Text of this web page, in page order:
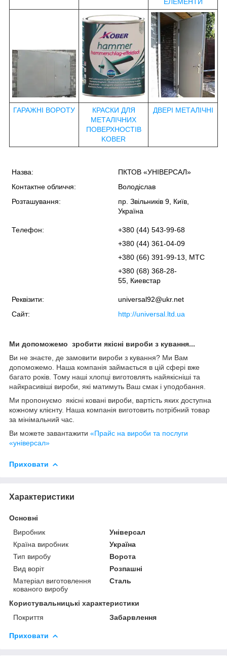
ГАРАЖНІ ВОРОТУ
КРАСКИ ДЛЯ
МЕТАЛІЧНИХ
ПОВЕРХНОСТІВ
KOBER
ДВЕРІ МЕТАЛІЧНІ
Назва:
ПКТОВ «УНІВЕРСАЛ»
Контактне обличчя:
Володіслав
Розташування:
пр. Звільників 9, Київ,
Україна
Телефон:
+380 (44) 543-99-68
+380 (44) 361-04-09
+380 (66) 391-99-13, МТС
+380 (68) 368-28-
55, Киевстар
Реквізити:
universal92@ukr.net
Сайт:
http://universal.ltd.ua
Ми допоможемо зробити якісні вироби з кування...
Ви не знаєте, де замовити вироби з кування? Ми Вам
допоможемо. Наша компанія займається в цій сфері вже
багато років. Тому наші хлопці виготовлять найякісніші та
найкрасивіші вироби, які матимуть Ваш смак і уподобання.
Ми пропонуємо якісні ковані вироби, вартість яких доступна
кожному клієнту. Наша компанія виготовить потрібний товар
за мінімальний час.
Ви можете завантажити «Прайс на вироби та послуги
«універсал»
Приховати
Характеристики
Основні
Виробник
Універсал
Країна виробник
Україна
Тип виробу
Ворота
Вид воріт
Розпашні
Матеріал виготовлення
кованого виробу
Сталь
Користувальницькі характеристики
Покриття
Забарвлення
Приховати